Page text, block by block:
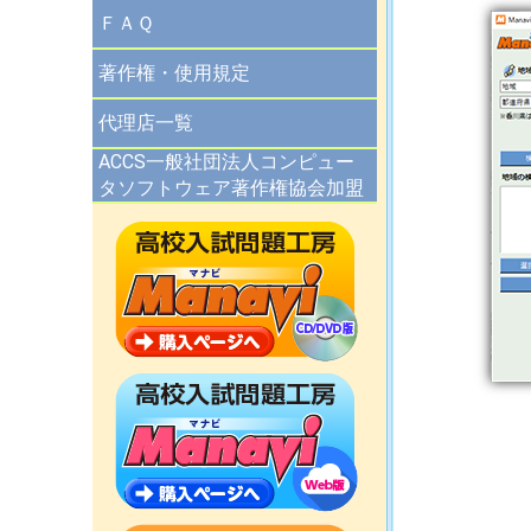
ＦＡＱ
著作権・使用規定
代理店一覧
ACCS一般社団法人コンピュー
タソフトウェア著作権協会加盟